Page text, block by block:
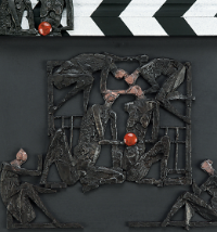
klapek
Festival